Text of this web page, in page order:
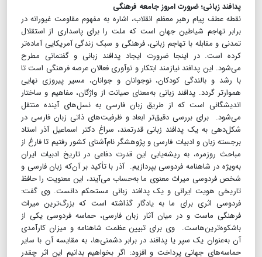
پدافند زبانی؛ ضرورت امروز جامعه فرهنگی
نقطه عطف پیام رهبر معظم انقلاب، اشاره به مفهوم مقاومت غیورانه در
برابر تهاجم شیاطین جهان است که ملت را برای پاسداری از استقلال
تمدنی و مقابله با تهاجم زبانی، فرهنگی و سبک زندگی آمریکایی آماده‌تر
کرده است. در اینجا ضرورت ایجاد پدافند زبانی و گفتمانی مطرح
می‌شود. این پدافند نیازمند ابتکار و نوآوری فعالان عرصه فرهنگی است تا
با رشد و بالندگی کودکان، نوجوانان و جوانان، مسیر پیروزی نهایی
هموارتر گردد. پدافند زبانی به‌معنای صیانت از واژگان، مفاهیم و ساختار
اندیشگانی است که از طریق زبان فارسی به نسل‌های آینده منتقل
می‌شود. برای بررسی دقیق‌تر ابعاد و ظرفیت‌های ذاتی زبان فارسی در
شکل‌دهی به یک پدافند زبانی قدرتمند، سراغ دکتر اسماعیل آذر استاد
برجسته زبان و ادبیات فارسی و پژوهشگر نام‌آشنای کشور رفتیم تا فارغ از
مباحث روزمره، به ریشه‌یابی این قدرت دفاعی در تاریخ ادبیات ایران
به‌ویژه در شاهنامه فردوسی بپردازیم. آذر با تأکید بر آن‌که زبان فارسی و
شخص فردوسی میراث معنوی ما به‌حساب می‌آیند، این معنویت را حافظ
تاریخی هویت ایرانی و یک پدافند زبانی مستحکم دانست. وی گفت:
فردوسی اثری برای ما به یادگار گذاشته است که بزرگ‌ترین میراث
فرهنگی ماست و در میان آثار زبان فارسی، حماسه فردوسی یکی از
باشکوه‌ترین‌هاست. وی برای تبیین عظمت شاهنامه و میزان کارآمدی
آن به‌عنوان یک سپر یا پدافند در برابر دشمنی‌ها، به مقایسه آن با سایر
حماسه‌های جهانی پرداخت و افزود: اگر بخواهیم بدانیم این اثر چقدر